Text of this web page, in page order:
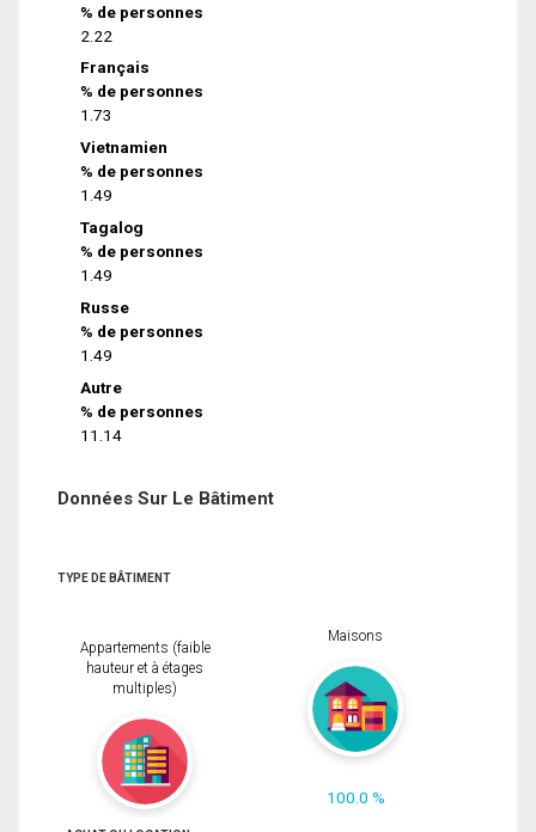
% de personnes
2.22
Français
% de personnes
1.73
Vietnamien
% de personnes
1.49
Tagalog
% de personnes
1.49
Russe
% de personnes
1.49
Autre
% de personnes
11.14
Données Sur Le Bâtiment
TYPE DE BÂTIMENT
Appartements (faible
hauteur et à étages
multiples)
Maisons
100.0 %